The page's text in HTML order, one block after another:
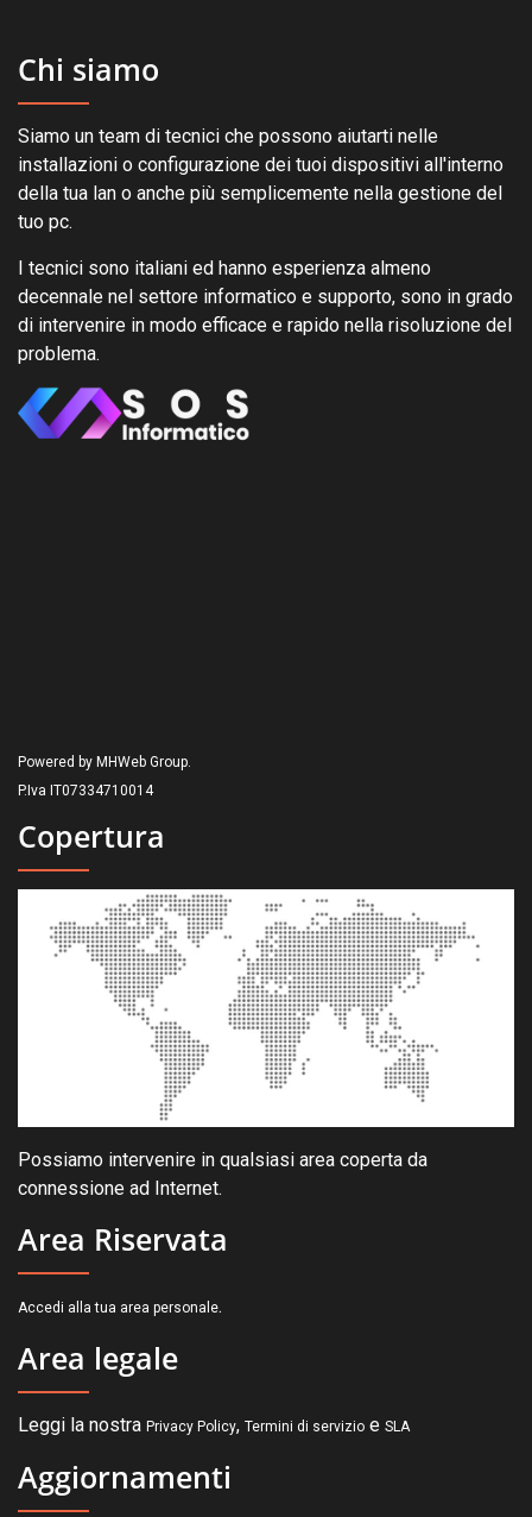
Chi siamo
Siamo un team di tecnici che possono aiutarti nelle
installazioni o configurazione dei tuoi dispositivi all'interno
della tua lan o anche più semplicemente nella gestione del
tuo pc.
I tecnici sono italiani ed hanno esperienza almeno
decennale nel settore informatico e supporto, sono in grado
di intervenire in modo efficace e rapido nella risoluzione del
problema.
Powered by MHWeb Group.
P.Iva IT07334710014
Copertura
Possiamo intervenire in qualsiasi area coperta da
connessione ad Internet.
Area Riservata
Accedi alla tua area personale.
Area legale
Leggi la nostra Privacy Policy, Termini di servizio e SLA
Aggiornamenti